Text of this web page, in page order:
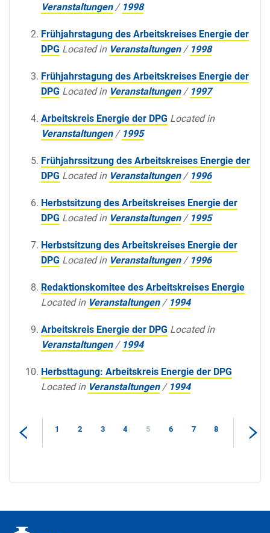
Veranstaltungen / 1998
Frühjahrstagung des Arbeitskreises Energie der
DPG Located in Veranstaltungen / 1998
Frühjahrstagung des Arbeitskreises Energie der
DPG Located in Veranstaltungen / 1997
Arbeitskreis Energie der DPG Located in
Veranstaltungen / 1995
Frühjahrssitzung des Arbeitskreises Energie der
DPG Located in Veranstaltungen / 1996
Herbstsitzung des Arbeitskreises Energie der
DPG Located in Veranstaltungen / 1995
Herbstsitzung des Arbeitskreises Energie der
DPG Located in Veranstaltungen / 1996
Redaktionskomitee des Arbeitskreises Energie
Located in Veranstaltungen / 1994
Arbeitskreis Energie der DPG Located in
Veranstaltungen / 1994
Herbsttagung: Arbeitskreis Energie der DPG
Located in Veranstaltungen / 1994
1 2 3 4 5 6 7 8